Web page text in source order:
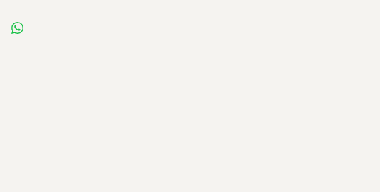
Mate diamantado con Baño de oro